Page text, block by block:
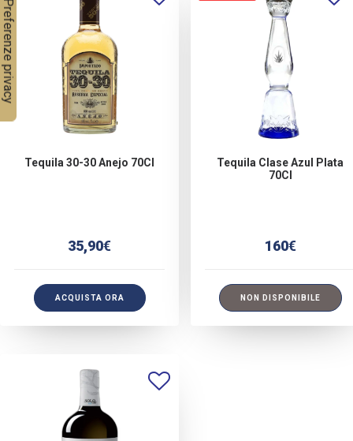
Tequila 30-30 Anejo 70Cl
35,90€
ACQUISTA ORA
Tequila Clase Azul Plata
70Cl
160€
NON DISPONIBILE